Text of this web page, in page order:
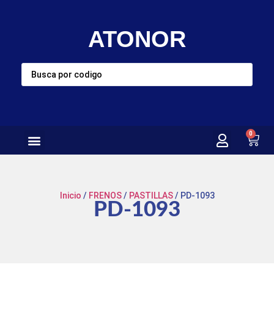
ATONOR
0
Inicio / FRENOS/ PASTILLAS/ PD-1093
PD-1093